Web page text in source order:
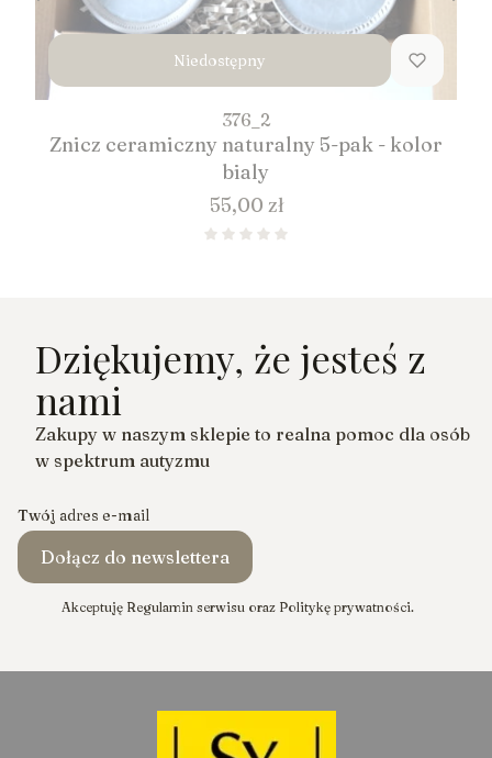
Niedostępny
376_2
Znicz ceramiczny naturalny 5-pak - kolor
bialy
Cena
55,00 zł
Dziękujemy, że jesteś z
nami
Zakupy w naszym sklepie to realna pomoc dla osób
w spektrum autyzmu
Twój adres e-mail
Dołącz do newslettera
Akceptuję Regulamin serwisu oraz Politykę prywatności.